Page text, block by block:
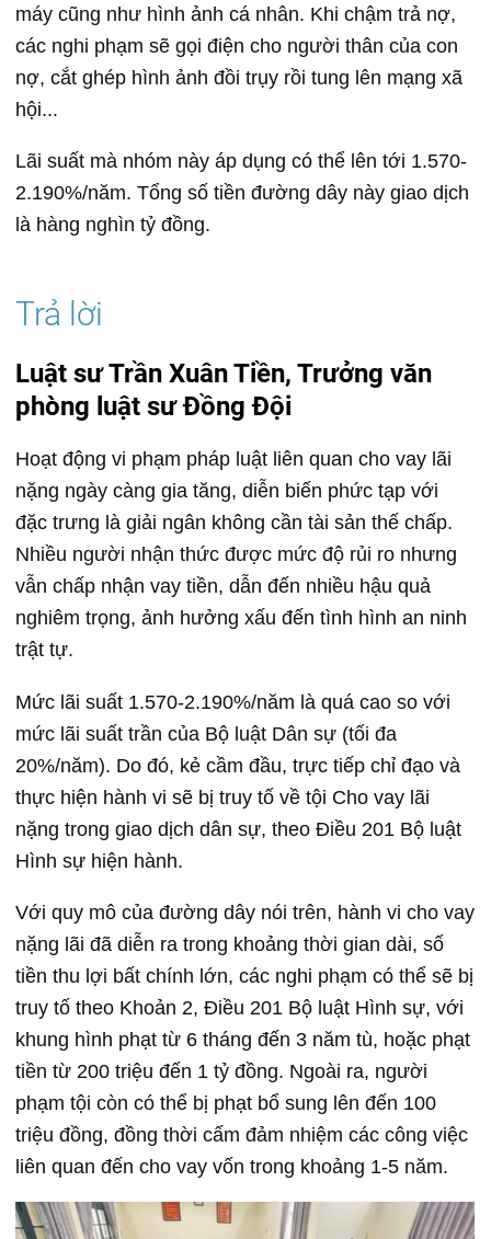
máy cũng như hình ảnh cá nhân. Khi chậm trả nợ,
các nghi phạm sẽ gọi điện cho người thân của con
nợ, cắt ghép hình ảnh đồi trụy rồi tung lên mạng xã
hội...
Lãi suất mà nhóm này áp dụng có thể lên tới 1.570-
2.190%/năm. Tổng số tiền đường dây này giao dịch
là hàng nghìn tỷ đồng.
Luật sư Trần Xuân Tiền, Trưởng văn
phòng luật sư Đồng Đội
Hoạt động vi phạm pháp luật liên quan cho vay lãi
nặng ngày càng gia tăng, diễn biến phức tạp với
đặc trưng là giải ngân không cần tài sản thế chấp.
Nhiều người nhận thức được mức độ rủi ro nhưng
vẫn chấp nhận vay tiền, dẫn đến nhiều hậu quả
nghiêm trọng, ảnh hưởng xấu đến tình hình an ninh
trật tự.
Mức lãi suất 1.570-2.190%/năm là quá cao so với
mức lãi suất trần của Bộ luật Dân sự (tối đa
20%/năm). Do đó, kẻ cầm đầu, trực tiếp chỉ đạo và
thực hiện hành vi sẽ bị truy tố về tội Cho vay lãi
nặng trong giao dịch dân sự, theo Điều 201 Bộ luật
Hình sự hiện hành.
Với quy mô của đường dây nói trên, hành vi cho vay
nặng lãi đã diễn ra trong khoảng thời gian dài, số
tiền thu lợi bất chính lớn, các nghi phạm có thể sẽ bị
truy tố theo Khoản 2, Điều 201 Bộ luật Hình sự, với
khung hình phạt từ 6 tháng đến 3 năm tù, hoặc phạt
tiền từ 200 triệu đến 1 tỷ đồng. Ngoài ra, người
phạm tội còn có thể bị phạt bổ sung lên đến 100
triệu đồng, đồng thời cấm đảm nhiệm các công việc
liên quan đến cho vay vốn trong khoảng 1-5 năm.